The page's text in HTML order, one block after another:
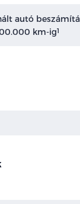
autó
km-ig1